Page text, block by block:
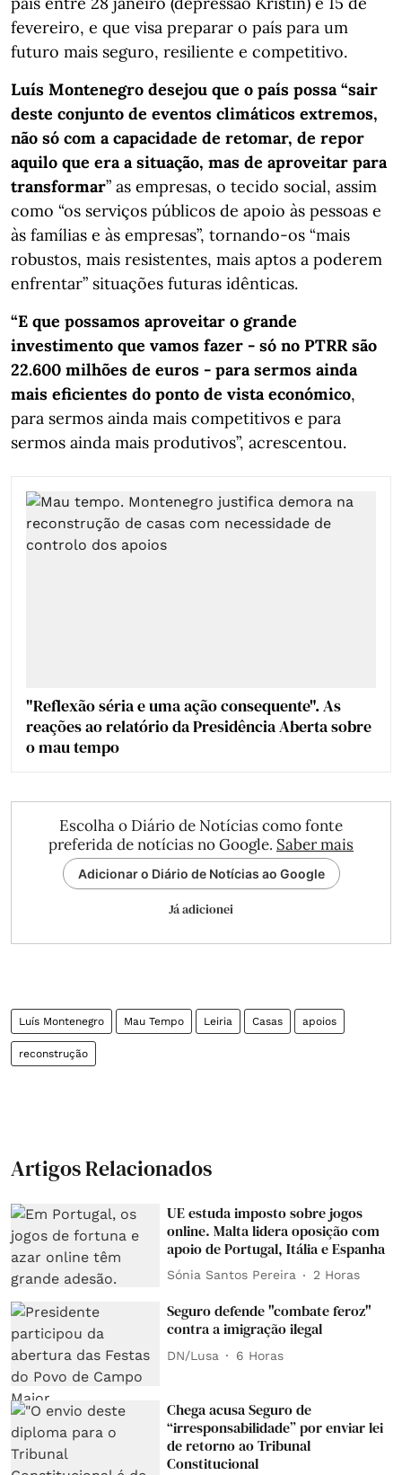
fevereiro, e que visa preparar o país para um
futuro mais seguro, resiliente e competitivo.
Luís Montenegro desejou que o país possa “sair
deste conjunto de eventos climáticos extremos,
não só com a capacidade de retomar, de repor
aquilo que era a situação, mas de aproveitar para
transformar” as empresas, o tecido social, assim
como “os serviços públicos de apoio às pessoas e
às famílias e às empresas”, tornando-os “mais
robustos, mais resistentes, mais aptos a poderem
enfrentar” situações futuras idênticas.
“E que possamos aproveitar o grande
investimento que vamos fazer - só no PTRR são
22.600 milhões de euros - para sermos ainda
mais eficientes do ponto de vista económico,
para sermos ainda mais competitivos e para
sermos ainda mais produtivos”, acrescentou.
"Reflexão séria e uma ação consequente". As
reações ao relatório da Presidência Aberta sobre
o mau tempo
Escolha o Diário de Notícias como fonte
preferida de notícias no Google. Saber mais
Adicionar o Diário de Notícias ao Google
Já adicionei
Luís Montenegro Mau Tempo Leiria Casas apoios
reconstrução
Artigos Relacionados
UE estuda imposto sobre jogos
online. Malta lidera oposição com
apoio de Portugal, Itália e Espanha
Sónia Santos Pereira 2 Horas
Seguro defende "combate feroz"
contra a imigração ilegal
DN/Lusa 6 Horas
Chega acusa Seguro de
“irresponsabilidade” por enviar lei
de retorno ao Tribunal
Constitucional